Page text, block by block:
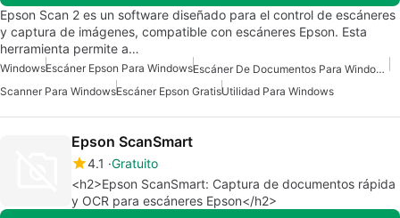
Epson Scan 2 es un software diseñado para el control de escáneres
y captura de imágenes, compatible con escáneres Epson. Esta
herramienta permite a…
WindowsEscáner Epson Para Windows
Escáner De Documentos Para Windows
Scanner Para WindowsEscáner Epson GratisUtilidad Para Windows
Epson ScanSmart
4.1 Gratuito
<h2>Epson ScanSmart: Captura de documentos rápida
y OCR para escáneres Epson</h2>